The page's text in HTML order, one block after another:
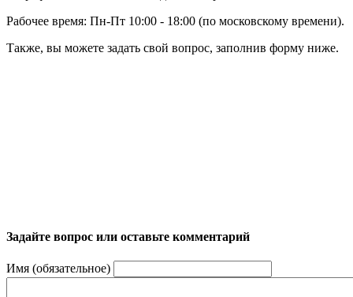
Рабочее время: Пн-Пт 10:00 - 18:00 (по московскому времени).
Также, вы можете задать свой вопрос, заполнив форму ниже.
Задайте вопрос или оставьте комментарий
Имя (обязательное)